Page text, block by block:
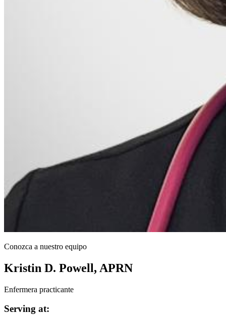
Conozca a nuestro equipo
Kristin D. Powell, APRN
Enfermera practicante
Serving at: